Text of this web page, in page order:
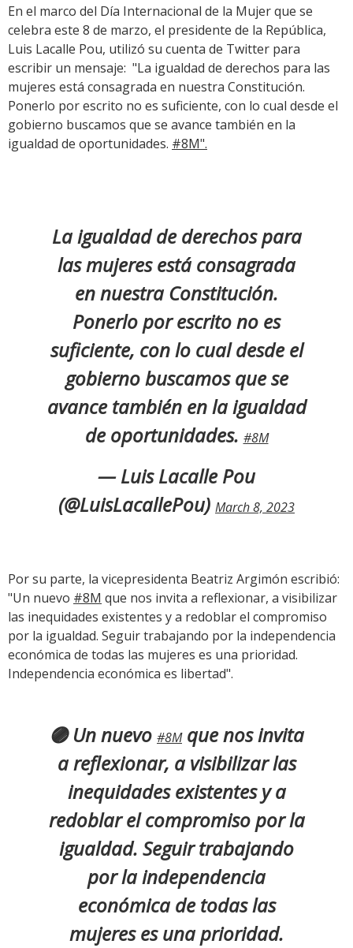
Link
En el marco del Día Internacional de la Mujer que se
celebra este 8 de marzo, el presidente de la República,
Luis Lacalle Pou, utilizó su cuenta de Twitter para
escribir un mensaje: "La igualdad de derechos para las
mujeres está consagrada en nuestra Constitución.
Ponerlo por escrito no es suficiente, con lo cual desde el
gobierno buscamos que se avance también en la
igualdad de oportunidades. #8M".
La igualdad de derechos para
las mujeres está consagrada
en nuestra Constitución.
Ponerlo por escrito no es
suficiente, con lo cual desde el
gobierno buscamos que se
avance también en la igualdad
de oportunidades. #8M
— Luis Lacalle Pou
(@LuisLacallePou) March 8, 2023
Por su parte, la vicepresidenta Beatriz Argimón escribió:
"Un nuevo #8M que nos invita a reflexionar, a visibilizar
las inequidades existentes y a redoblar el compromiso
por la igualdad. Seguir trabajando por la independencia
económica de todas las mujeres es una prioridad.
Independencia económica es libertad".
🟣 Un nuevo #8Mque nos invita
a reflexionar, a visibilizar las
inequidades existentes y a
redoblar el compromiso por la
igualdad. Seguir trabajando
por la independencia
económica de todas las
mujeres es una prioridad.